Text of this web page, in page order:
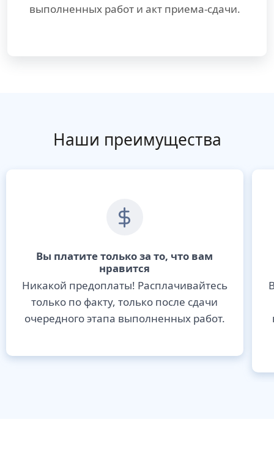
выполненных работ и акт приема-сдачи.
Наши преимущества
Вы платите только за то, что вам
нравится
Никакой предоплаты! Расплачивайтесь
только по факту, только после сдачи
очередного этапа выполненных работ.